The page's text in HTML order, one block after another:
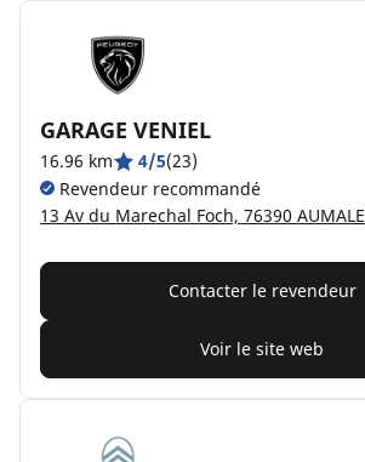
GARAGE VENIEL
16.96 km 4/5(23)
Revendeur recommandé
13 Av du Marechal Foch, 76390 AUMALE
Contacter le revendeur
Voir le site web